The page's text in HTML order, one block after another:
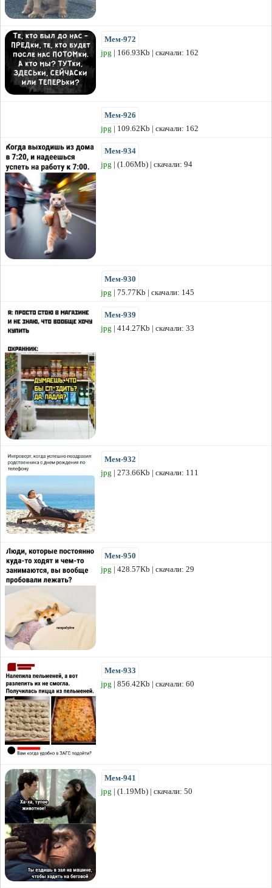
Мем-972
jpg | 166.93Kb | скачали: 162
Мем-926
jpg | 109.62Kb | скачали: 162
Мем-934
jpg | (1.06Mb) | скачали: 94
Мем-930
jpg | 75.77Kb | скачали: 145
Мем-939
jpg | 414.27Kb | скачали: 33
Мем-932
jpg | 273.66Kb | скачали: 111
Мем-950
jpg | 428.57Kb | скачали: 29
Мем-933
jpg | 856.42Kb | скачали: 60
Мем-941
jpg | (1.19Mb) | скачали: 50